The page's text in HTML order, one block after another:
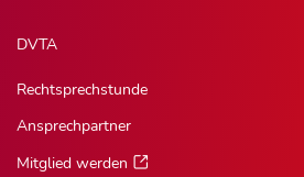
DVTA
Rechtsprechstunde
Ansprechpartner
Mitglied werden